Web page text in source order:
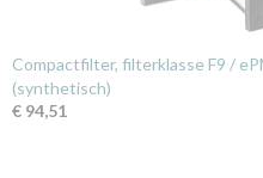
Compactfilter, filterklasse F9 /
(synthetisch)
€ 94,51